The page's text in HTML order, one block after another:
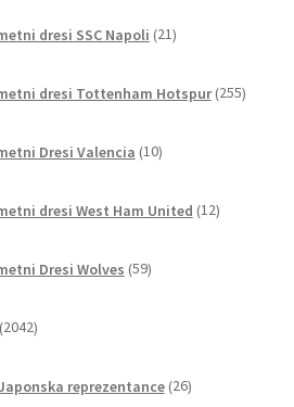
dresi SSC Napoli 21izdelkov
dresi Tottenham Hotspur 255
Dresi Valencia 10izdelkov
dresi West Ham United 12izdelkov
Dresi Wolves 59izdelkov
2042izdelkov
reprezentance 26izdelkov